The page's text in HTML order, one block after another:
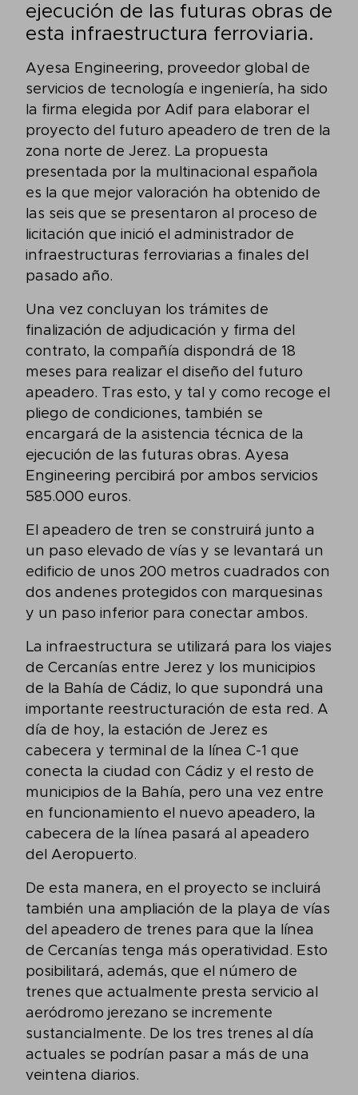
ejecución de las futuras obras de
esta infraestructura ferroviaria.
Ayesa Engineering, proveedor global de
servicios de tecnología e ingeniería, ha sido
la firma elegida por Adif para elaborar el
proyecto del futuro apeadero de tren de la
zona norte de Jerez. La propuesta
presentada por la multinacional española
es la que mejor valoración ha obtenido de
las seis que se presentaron al proceso de
licitación que inició el administrador de
infraestructuras ferroviarias a finales del
pasado año.
Una vez concluyan los trámites de
finalización de adjudicación y firma del
contrato, la compañía dispondrá de 18
meses para realizar el diseño del futuro
apeadero. Tras esto, y tal y como recoge el
pliego de condiciones, también se
encargará de la asistencia técnica de la
ejecución de las futuras obras. Ayesa
Engineering percibirá por ambos servicios
585.000 euros.
El apeadero de tren se construirá junto a
un paso elevado de vías y se levantará un
edificio de unos 200 metros cuadrados con
dos andenes protegidos con marquesinas
y un paso inferior para conectar ambos.
La infraestructura se utilizará para los viajes
de Cercanías entre Jerez y los municipios
de la Bahía de Cádiz, lo que supondrá una
importante reestructuración de esta red. A
día de hoy, la estación de Jerez es
cabecera y terminal de la línea C-1 que
conecta la ciudad con Cádiz y el resto de
municipios de la Bahía, pero una vez entre
en funcionamiento el nuevo apeadero, la
cabecera de la línea pasará al apeadero
del Aeropuerto.
De esta manera, en el proyecto se incluirá
también una ampliación de la playa de vías
del apeadero de trenes para que la línea
de Cercanías tenga más operatividad. Esto
posibilitará, además, que el número de
trenes que actualmente presta servicio al
aeródromo jerezano se incremente
sustancialmente. De los tres trenes al día
actuales se podrían pasar a más de una
veintena diarios.